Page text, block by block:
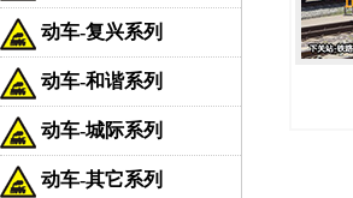
动车-复兴系列
动车-和谐系列
动车-城际系列
动车-其它系列